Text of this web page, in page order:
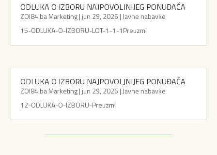
ODLUKA O IZBORU NAJPOVOLJNIJEG PONUĐAČA
ZOI84.ba Marketing| jun 29, 2026 | Javne nabavke
15-ODLUKA-O-IZBORU-LOT-1-1-1Preuzmi
ODLUKA O IZBORU NAJPOVOLJNIJEG PONUĐAČA
ZOI84.ba Marketing| jun 29, 2026 | Javne nabavke
12-ODLUKA-O-IZBORU-Preuzmi